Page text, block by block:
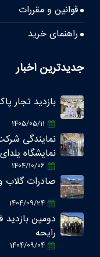
قوانین و مقررات
راهنمای خرید
جدیدترین اخبار
بازدید تجار
1405/05/11
نمایندگی
نمایشگاه یلدای
1404/10/06
صادرات گلاب
1404/09/24
دومین بازدید
رایحه
1404/09/04